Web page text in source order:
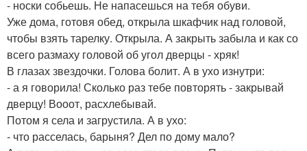
- носки собьешь. Не напасешься на тебя обуви.
Уже дома, готовя обед, открыла шкафчик над головой,
чтобы взять тарелку. Открыла. А закрыть забыла и как со
всего размаху головой об угол дверцы - хряк!
В глазах звездочки. Голова болит. А в ухо изнутри:
- а я говорила! Сколько раз тебе повторять - закрывай
дверцу! Вооот, расхлебывай.
Потом я села и загрустила. А в ухо:
- что расселась, барыня? Дел по дому мало?